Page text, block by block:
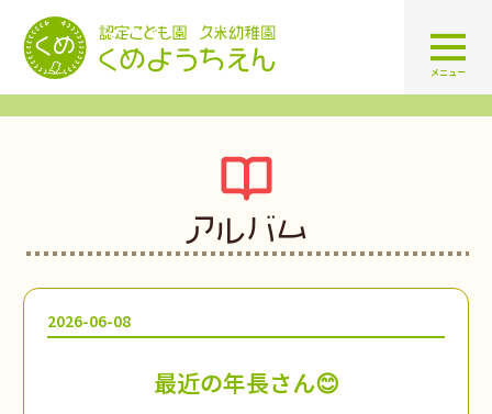
認定こども園 学校法人久米幼
メニュー
アルバム
2026-06-08
最近の年長さん😊